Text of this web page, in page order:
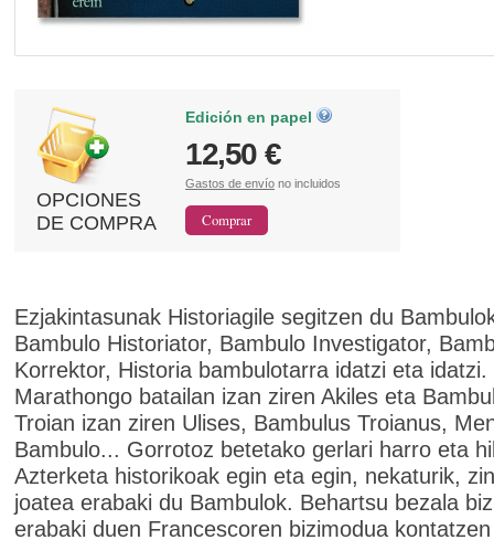
OPCIONES
DE COMPRA
Edición en papel
12,50 €
Gastos de envío no incluidos
Ezjakintasunak Historiagile segitzen du
Bambulo Historiator, Bambulo Investigator,
Korrektor, Historia bambulotarra idatzi eta idatzi.
Marathongo batailan izan ziren Akiles eta
Troian izan ziren Ulises, Bambulus Troianus,
Bambulo... Gorrotoz betetako gerlari harro eta
Azterketa historikoak egin eta egin, nekaturik,
joatea erabaki du Bambulok. Behartsu bezala
erabaki duen Francescoren bizimodua